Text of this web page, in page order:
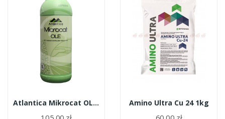
Atlantica Mikrocat OLE 1l Amino Ultra Cu 24 1kg